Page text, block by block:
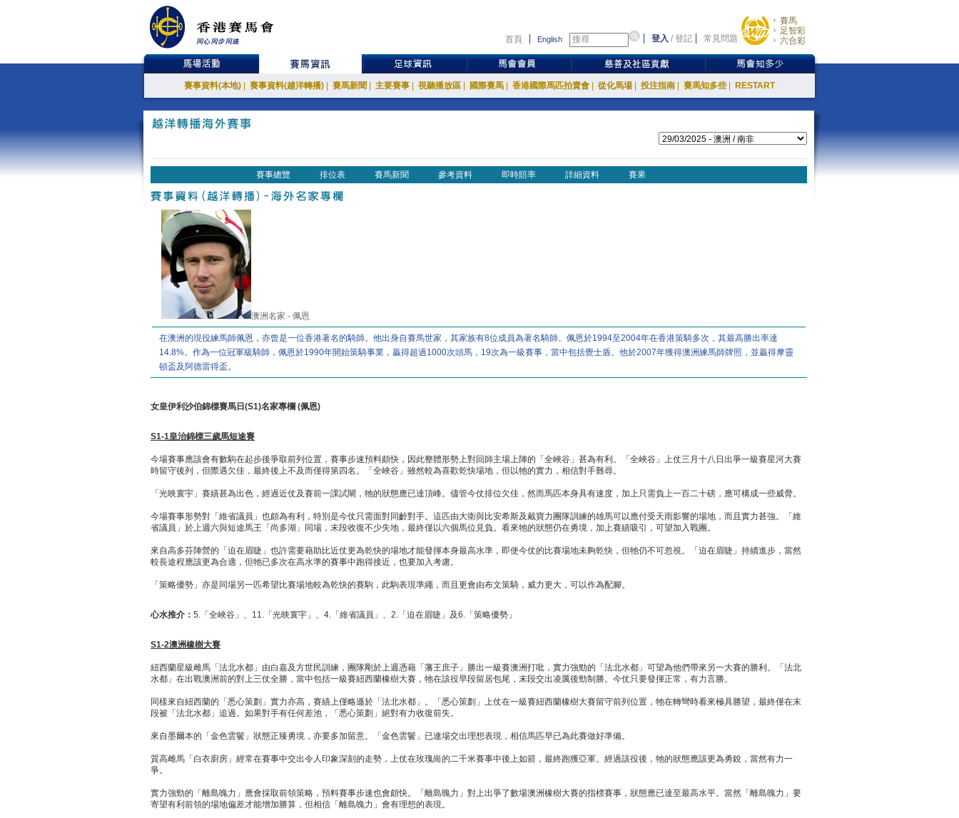
首頁 English 登入 /登記 常見問題
賽馬
足智彩
六合彩
賽事資料(本地) 賽事資料(越洋轉播) 賽馬新聞 主要賽事 視聽播放區 國際賽馬 香港國際馬匹拍賣會 從化馬場 投注指南 賽馬知多些 RESTART
賽事總覽 排位表 賽馬新聞 參考資料 即時賠率 詳細資料 賽果
澳洲名家 - 佩恩
在澳洲的現役練馬師佩恩，亦曾是一位香港著名的騎師。他出身自賽馬世家，其家族有8位成員為著名騎師。佩恩於1994至2004年在香港策騎多次，其最高勝出率達
14.8%。作為一位冠軍級騎師，佩恩於1990年開始策騎事業，贏得超過1000次頭馬，19次為一級賽事，當中包括覺士盾。他於2007年獲得澳洲練馬師牌照，並贏得摩靈
頓盃及阿德雷得盃。
女皇伊利沙伯錦標賽馬日 (S1)名家專欄 (佩恩)
S1-1皇治錦標三歲馬短途賽
今場賽事應該會有數駒在起步後爭取前列位置，賽事步速預料頗快，因此整體形勢上對回師主場上陣的「全峽谷」甚為有利。「全峽谷」上仗三月十八日出爭一級賽星河大賽
時留守後列，但際遇欠佳，最終後上不及而僅得第四名。「全峽谷」雖然較為喜歡乾快場地，但以牠的實力，相信對手難尋。
「光映寰宇」賽績甚為出色，經過近仗及賽前一課試閘，牠的狀態應已達頂峰。儘管今仗排位欠佳，然而馬匹本身具有速度，加上只需負上一百二十磅，應可構成一些威脅。
今場賽事形勢對「維省議員」也頗為有利，特別是今仗只需面對同齡對手。這匹由大衛與比安希斯及戴寶力團隊訓練的雄馬可以應付受天雨影響的場地，而且實力甚強。「維
省議員」於上週六與短途馬王「尚多湖」同場，末段收復不少失地，最終僅以六個馬位見負。看來牠的狀態仍在勇境，加上賽績吸引，可望加入戰團。
來自高多芬陣營的「迫在眉睫」也許需要藉助比近仗更為乾快的場地才能發揮本身最高水準，即使今仗的比賽場地未夠乾快，但牠仍不可忽視。「迫在眉睫」持續進步，當然
較長途程應該更為合適，但牠已多次在高水準的賽事中跑得接近，也要加入考慮。
「策略優勢」亦是同場另一匹希望比賽場地較為乾快的賽駒，此駒表現準繩，而且更會由布文策騎，威力更大，可以作為配腳。
心水推介： 5.「全峽谷」、11.「光映寰宇」、4.「維省議員」、2.「迫在眉睫」及6.「策略優勢」
S1-2澳洲橡樹大賽
紐西蘭星級雌馬「法北水都」由白嘉及方世民訓練，團隊剛於上週憑藉「藩王庶子」勝出一級賽澳洲打吡，實力強勁的「法北水都」可望為他們帶來另一大賽的勝利。「法北
水都」在出戰澳洲前的對上三仗全勝，當中包括一級賽紐西蘭橡樹大賽，牠在該役早段留居包尾，末段交出凌厲後勁制勝。今仗只要發揮正常，有力言勝。
同樣來自紐西蘭的「悉心策劃」實力亦高，賽績上僅略遜於「法北水都」。「悉心策劃」上仗在一級賽紐西蘭橡樹大賽留守前列位置，牠在轉彎時看來極具勝望，最終僅在末
段被「法北水都」追過。如果對手有任何差池，「悉心策劃」絕對有力收復前失。
來自墨爾本的「金色雲鬢」狀態正臻勇境，亦要多加留意。「金色雲鬢」已連場交出理想表現，相信馬匹早已為此賽做好準備。
質高雌馬「白衣廚房」經常在賽事中交出令人印象深刻的走勢，上仗在玫瑰崗的二千米賽事中後上如箭，最終跑獲亞軍。經過該役後，牠的狀態應該更為勇銳，當然有力一
爭。
實力強勁的「離島魄力」應會採取前領策略，預料賽事步速也會頗快。「離島魄力」對上出爭了數場澳洲橡樹大賽的指標賽事，狀態應已達至最高水平。當然「離島魄力」要
寄望有利前領的場地偏差才能增加勝算，但相信「離島魄力」會有理想的表現。